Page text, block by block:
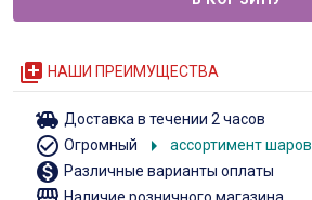
queue НАШИ ПРЕИМУЩЕСТВА
toys Доставка в течении 2 часов
check_circle_outline Огромный arrow_right ассортимент шаров
monetization_on Различные варианты оплаты